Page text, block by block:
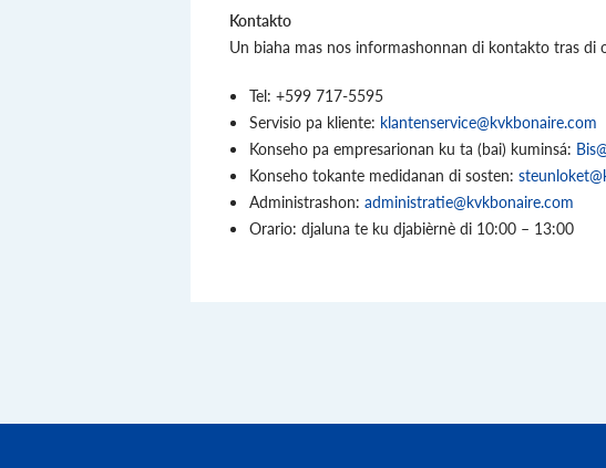
Kontakto
Un biaha mas nos informashonnan di kontakto tras di
Tel: +599 717-5595
Servisio pa kliente: klantenservice@kvkbonaire.com
Konseho pa empresarionan ku ta (bai) kuminsá:
Konseho tokante medidanan di sosten:
Administrashon: administratie@kvkbonaire.com
Orario: djaluna te ku djabièrnè di 10:00 – 13:00